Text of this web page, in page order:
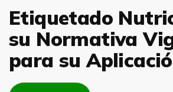
Etiquetado
su Normativa
para su